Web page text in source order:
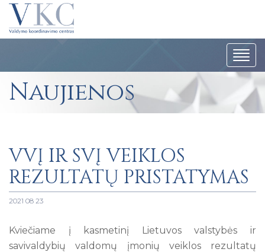
Naujienos
VVĮ IR SVĮ VEIKLOS
REZULTATŲ PRISTATYMAS
2021 08 23
Kviečiame į kasmetinį Lietuvos valstybės ir
savivaldybių valdomų įmonių veiklos rezultatų